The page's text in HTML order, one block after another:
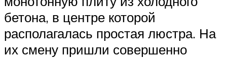
бетона, в центре которой
располагалась простая люстра. На
их смену пришли совершенно